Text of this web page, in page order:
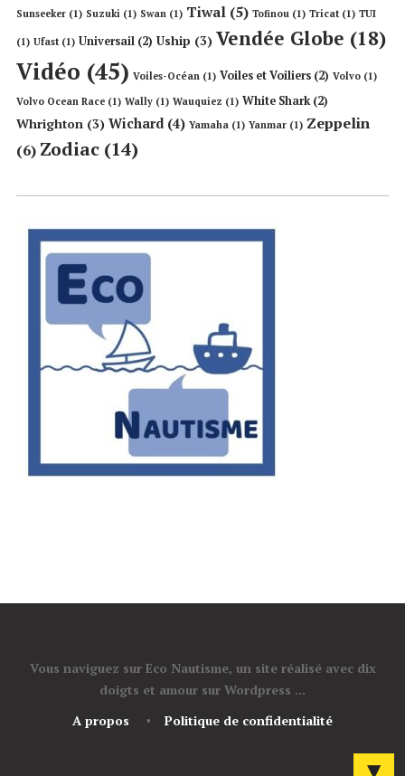
Sunseeker (1) Suzuki (1) Swan (1) Tiwal (5) Tofinou (1) Tricat(1) TUI
(1) Ufast(1) Universail (2) Uship (3) Vendée Globe (18)
Vidéo (45) Voiles-Océan (1) Voiles et Voiliers (2) Volvo (1)
Volvo Ocean Race (1) Wally (1) Wauquiez (1) White Shark(2)
Whrighton (3) Wichard(4) Yamaha (1) Yanmar (1) Zeppelin
(6) Zodiac (14)
Vous naviguez sur Eco Nautisme, un site réalisé avec dix
doigts et amour sur Wordpress ...
A propos
Politique de confidentialité
▼